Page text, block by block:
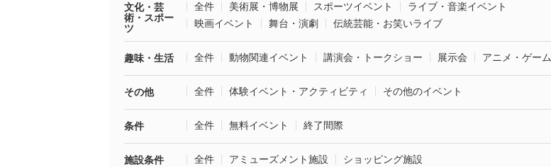
文化・芸
術・スポー
ツ
全件 美術展・博物展 スポーツイベント
ライブ・音楽イベント
映画イベント
舞台・演劇 伝統芸能・お笑いライブ
趣味・生活 全件 動物関連イベント 講演会・トークショー 展示会 アニメ・ゲーム
その他 全件 体験イベント・アクティビティ その他のイベント
条件 全件 無料イベント 終了間際
施設条件 全件 アミューズメント施設 ショッピング施設